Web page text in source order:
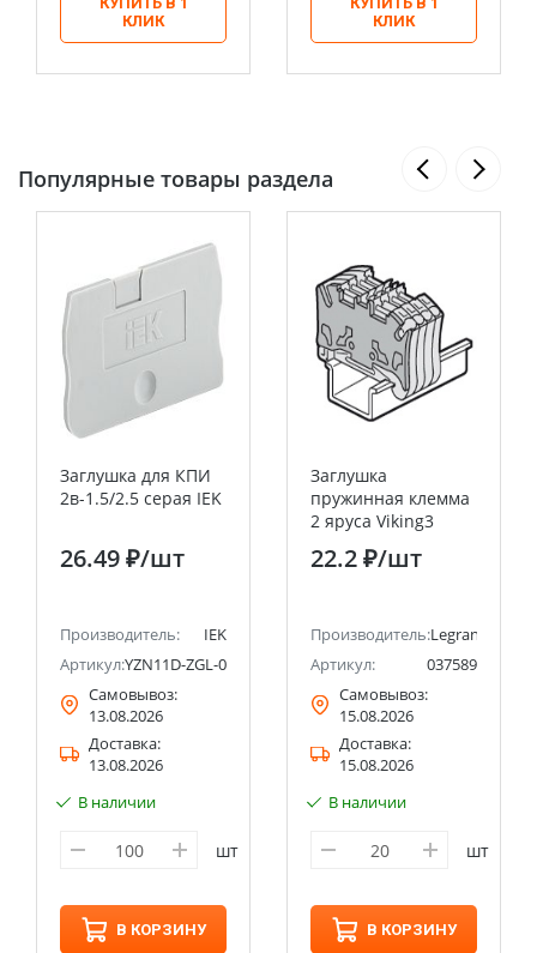
КЛИК
КЛИК
Популярные товары раздела
Заглушка для КПИ
2в-1.5/2.5 серая IEK
26.49 ₽/шт
Производитель:
IEK
Артикул:YZN11D-ZGL-002-K03
Самовывоз:
13.08.2026
Доставка:
13.08.2026
В наличии
шт
В КОРЗИНУ
Заглушка
пружинная клемма
2 яруса Viking3
Legrand
22.2 ₽/шт
Производитель:Legrand
Артикул:
037589
Самовывоз:
15.08.2026
Доставка:
15.08.2026
В наличии
шт
В КОРЗИНУ